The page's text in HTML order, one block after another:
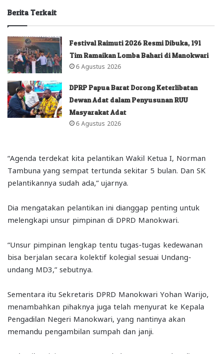
Berita Terkait
Festival Raimuti 2026 Resmi Dibuka, 191
Tim Ramaikan Lomba Bahari di Manokwari
6 Agustus 2026
DPRP Papua Barat Dorong Keterlibatan
Dewan Adat dalam Penyusunan RUU
Masyarakat Adat
6 Agustus 2026
“Agenda terdekat kita pelantikan Wakil Ketua I, Norman
Tambuna yang sempat tertunda sekitar 5 bulan. Dan SK
pelantikannya sudah ada,” ujarnya.
Dia mengatakan pelantikan ini dianggap penting untuk
melengkapi unsur pimpinan di DPRD Manokwari.
“Unsur pimpinan lengkap tentu tugas-tugas kedewanan
bisa berjalan secara kolektif kolegial sesuai Undang-
undang MD3,” sebutnya.
Sementara itu Sekretaris DPRD Manokwari Yohan Warijo,
menambahkan pihaknya juga telah menyurat ke Kepala
Pengadilan Negeri Manokwari, yang nantinya akan
memandu pengambilan sumpah dan janji.